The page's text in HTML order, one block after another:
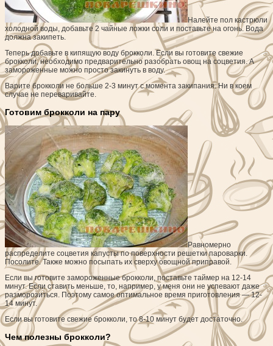
Налейте пол кастрюли
холодной воды, добавьте 2 чайные ложки соли и поставьте на огонь. Вода
должна закипеть.
Теперь добавьте в кипящую воду брокколи. Если вы готовите свежие
брокколи, необходимо предварительно разобрать овощ на соцветия. А
замороженные можно просто закинуть в воду.
Варите брокколи не больше 2-3 минут с момента закипания. Ни в коем
случае не переваривайте.
Готовим брокколи на пару
Равномерно
распределите соцветия капусты по поверхности решетки пароварки.
Посолите. Также можно посыпать их сверху овощной приправой.
Если вы готовите замороженные брокколи, поставьте таймер на 12-14
минут. Если ставить меньше, то, например, у меня они не успевают даже
разморозиться. Поэтому самое оптимальное время приготовления — 12-
14 минут.
Если вы готовите свежие брокколи, то 8-10 минут будет достаточно.
Чем полезны брокколи?